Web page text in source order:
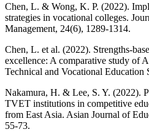
Chen, L. & Wong, K. P. (2022).
strategies in vocational colleges.
Management, 24(6), 1289-1314.
Chen, L. et al. (2022). Strengths-
excellence: A comparative study of
Technical and Vocational Education
Nakamura, H. & Lee, S. Y. (2022).
TVET institutions in competitive
from East Asia. Asian Journal of
55-73.